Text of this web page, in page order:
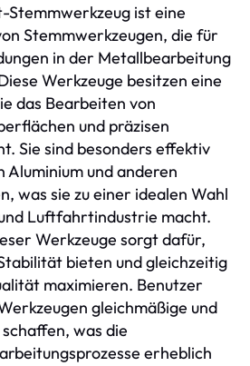
Stemmwerkzeug ist eine
Stemmwerkzeugen, die für
in der Metallbearbeitung
Werkzeuge besitzen eine
das Bearbeiten von
und präzisen
Sie sind besonders effektiv
Aluminium und anderen
was sie zu einer idealen Wahl
Luftfahrtindustrie macht.
Werkzeuge sorgt dafür,
bieten und gleichzeitig
maximieren. Benutzer
gleichmäßige und
was die
erheblich